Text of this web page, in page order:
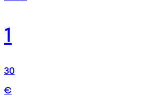
1
30
€